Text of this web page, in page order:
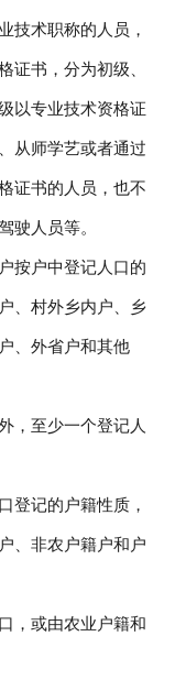
技术职称的人员，
证书，分为初级、
以专业技术资格证
从师学艺或者通过
证书的人员，也不
驶人员等。
户中登记人口的
、村外乡内户、乡
、外省户和其他
至少一个登记人
记的户籍性质，
、非农户籍户和户
或由农业户籍和